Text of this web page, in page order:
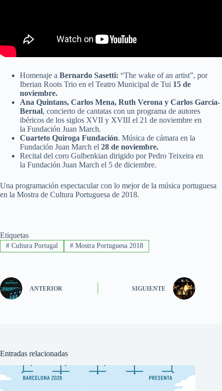
Homenaje a Bernardo Sasetti: “The wake of an artist”, por
Iberian Roots Trio en el Teatro Municipal de Tui 15 de
noviembre.
Ana Quintans, Carlos Mena, Ruth Verona y Carlos García-
Bernal, concierto de cantatas con un programa de autores
ibéricos de los siglos XVII y XVIII el 21 de noviembre en
la Fundación Juan March.
Cuarteto Quiroga Fundación. Música de cámara en la
Fundación Juan March el 28 de noviembre.
Recital del coro Gulbenkian dirigido por Pedro Teixeira en
la Fundación Juan March el 5 de diciembre.
Una programación espectacular con lo mejor de la música portuguesa
en la Mostra de Cultura Portuguesa de 2018.
Etiquetas
#Cultura Portugal #Mostra Portuguesa 2018
ANTERIOR SIGUIENTE
Entradas relacionadas